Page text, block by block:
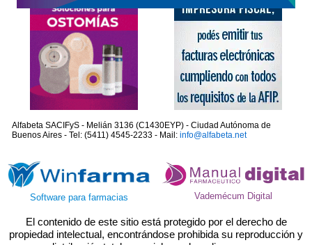
Alfabeta SACIFyS - Melián 3136 (C1430EYP) - Ciudad Autónoma de
Buenos Aires - Tel: (5411) 4545-2233 - Mail: info@alfabeta.net
Software para farmacias Vademécum Digital
El contenido de este sitio está protegido por el derecho de
propiedad intelectual, encontrándose prohibida su reproducción y